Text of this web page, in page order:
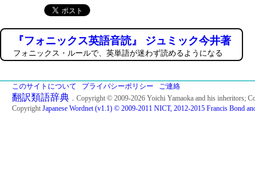
『フォニックス英語音読』 ジュミック今井著
フォニックス・ルールで、英単語が迷わず読めるようになる
このサイトについて プライバシーポリシー ご連絡
翻訳類語辞典 ．Copyright © 2009-2026 Yoichi Yamaoka and his inheritors;
Copyright Japanese Wordnet (v1.1) © 2009-2011 NICT, 2012-2015 Francis Bond